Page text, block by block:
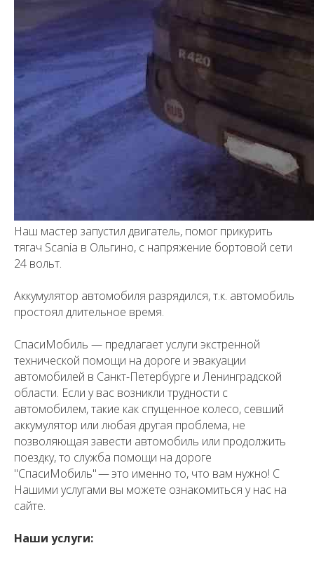
Наш мастер запустил двигатель, помог прикурить
тягач Scania в Ольгино, с напряжение бортовой сети
24 вольт.
Аккумулятор автомобиля разрядился, т.к. автомобиль
простоял длительное время.
СпасиМобиль — предлагает услуги экстренной
технической помощи на дороге и эвакуации
автомобилей в Санкт-Петербурге и Ленинградской
области. Если у вас возникли трудности с
автомобилем, такие как спущенное колесо, севший
аккумулятор или любая другая проблема, не
позволяющая завести автомобиль или продолжить
поездку, то служба помощи на дороге
"СпасиМобиль" — это именно то, что вам нужно! С
Нашими услугами вы можете ознакомиться у нас на
сайте.
Наши услуги: